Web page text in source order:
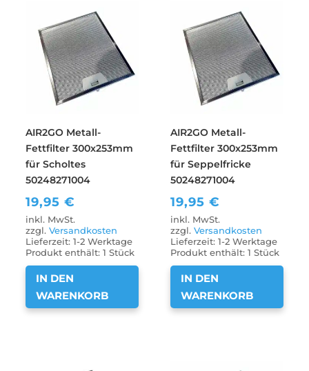
AIR2GO Metall-
Fettfilter 300x253mm
für Scholtes
50248271004
19,95€
inkl. MwSt.
zzgl.Versandkosten
Lieferzeit:1-2 Werktage
Produkt enthält: 1Stück
IN DEN
WARENKORB
AIR2GO Metall-
Fettfilter 300x253mm
für Seppelfricke
50248271004
19,95€
inkl. MwSt.
zzgl.Versandkosten
Lieferzeit:1-2 Werktage
Produkt enthält: 1Stück
IN DEN
WARENKORB